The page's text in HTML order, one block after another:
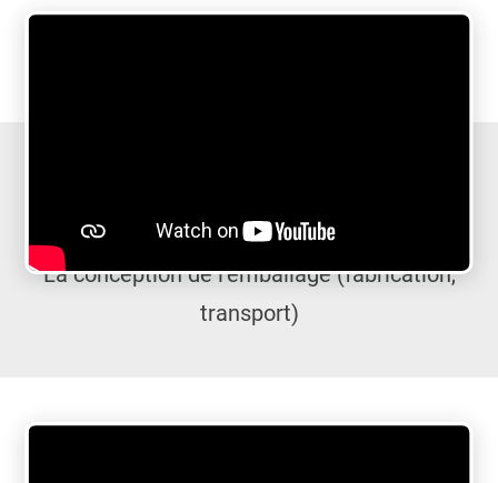
La conception de l’emballage (fabrication,
transport)